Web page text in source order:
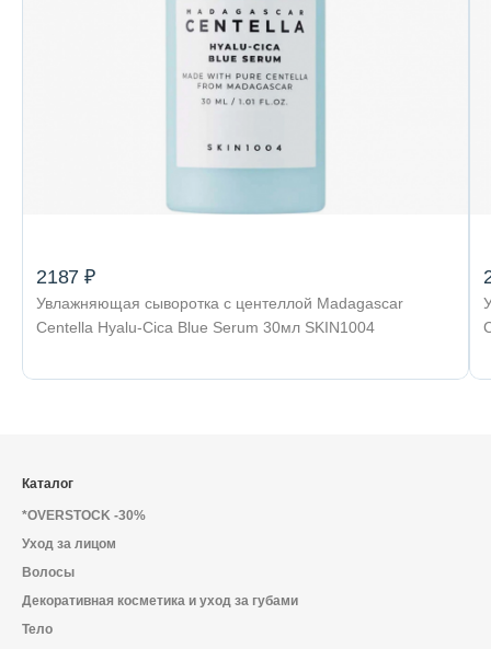
2187 ₽
Увлажняющая сыворотка с центеллой Madagascar
Centella Hyalu-Cica Blue Serum 30мл SKIN1004
Каталог
*OVERSTOCK -30%
Уход за лицом
Волосы
Декоративная косметика и уход за губами
Тело